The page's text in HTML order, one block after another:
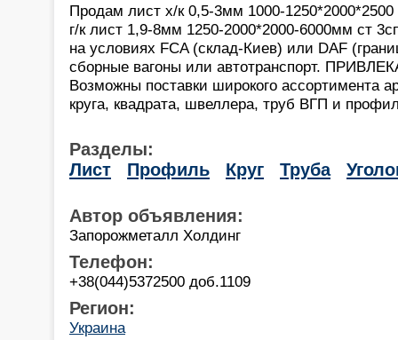
Продам лист х/к 0,5-3мм 1000-1250*2000*2500
г/к лист 1,9-8мм 1250-2000*2000-6000мм ст
на условиях FCA (склад-Киев) или DAF
сборные вагоны или автотранспорт.
Возможны поставки широкого ассортимента
круга, квадрата, швеллера, труб ВГП и
Разделы:
Лист
Профиль Круг Труба
Автор объявления:
Запорожметалл Холдинг
Телефон:
+38(044)5372500 доб.1109
Регион:
Украина